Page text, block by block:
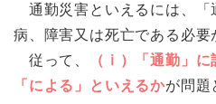
通勤災害といえるには、
病、障害又は死亡である必要
従って、
（ⅰ）「通勤」
「による」といえるかが問題